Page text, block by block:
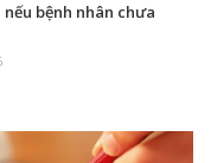
bệnh nhân chưa